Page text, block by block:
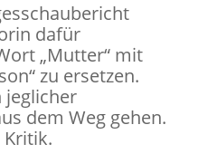
dafür
„Mutter“ mit
zu ersetzen.
jeglicher
dem Weg gehen.
Kritik.